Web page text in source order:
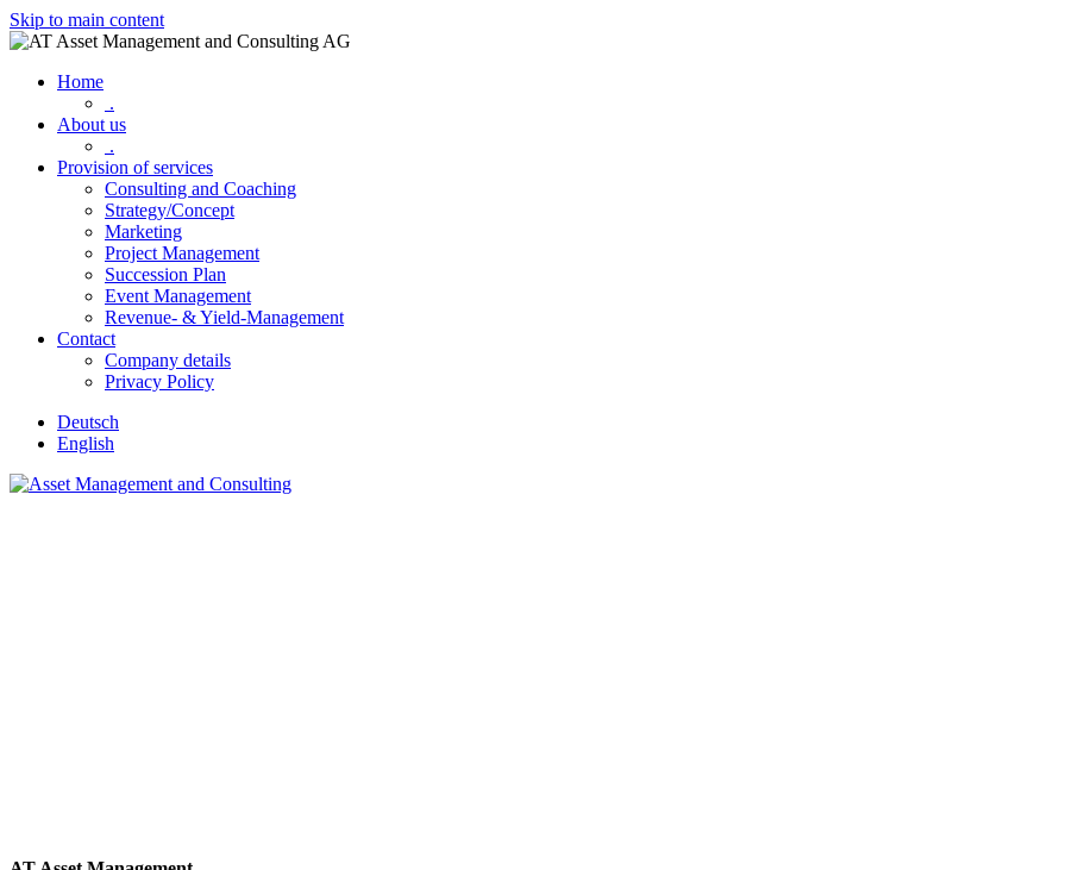
Skip to main content
Home
.
About us
.
Provision of services
Consulting and Coaching
Strategy/Concept
Marketing
Project Management
Succession Plan
Event Management
Revenue- & Yield-Management
Contact
Company details
Privacy Policy
Deutsch
English